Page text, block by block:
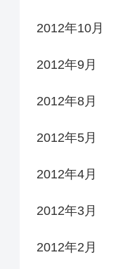
2012年10月
2012年9月
2012年8月
2012年5月
2012年4月
2012年3月
2012年2月